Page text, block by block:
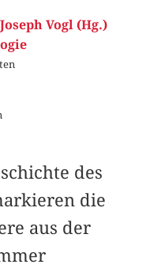
Joseph Vogl (Hg.)
des
die
aus der